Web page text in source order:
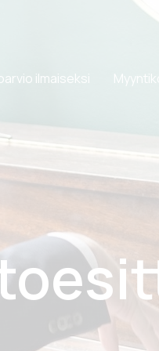
ilmaiseksi